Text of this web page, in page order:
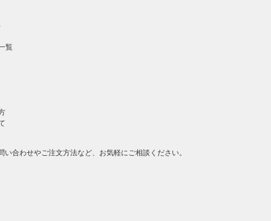
覧
い合わせやご注文方法など、お気軽にご相談ください。